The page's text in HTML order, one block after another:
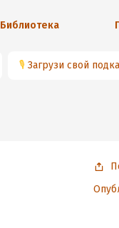
Библиотека
🎙 Загрузи свой